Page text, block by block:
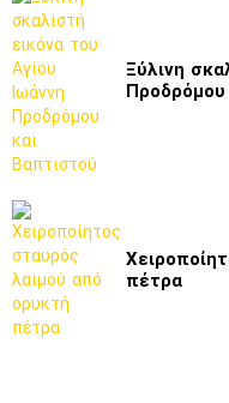
Ξύλινη
Προδρόμου
πέτρα